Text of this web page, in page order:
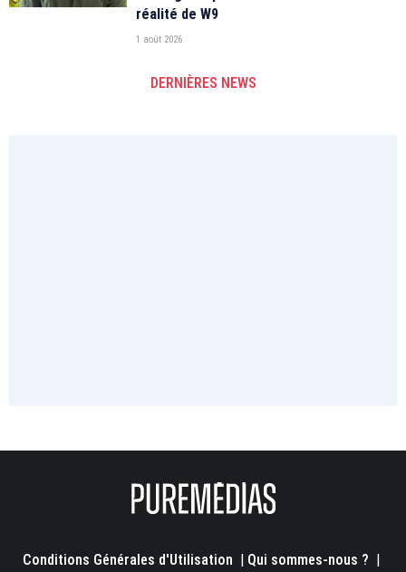
réalité de W9
1 août 2026
DERNIÈRES NEWS
Conditions Générales d'Utilisation | Qui sommes-nous ? |